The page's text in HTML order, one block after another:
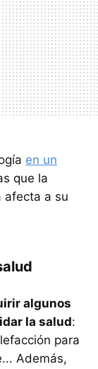
en un
que la
afecta a su
algunos
la salud:
para
Además,